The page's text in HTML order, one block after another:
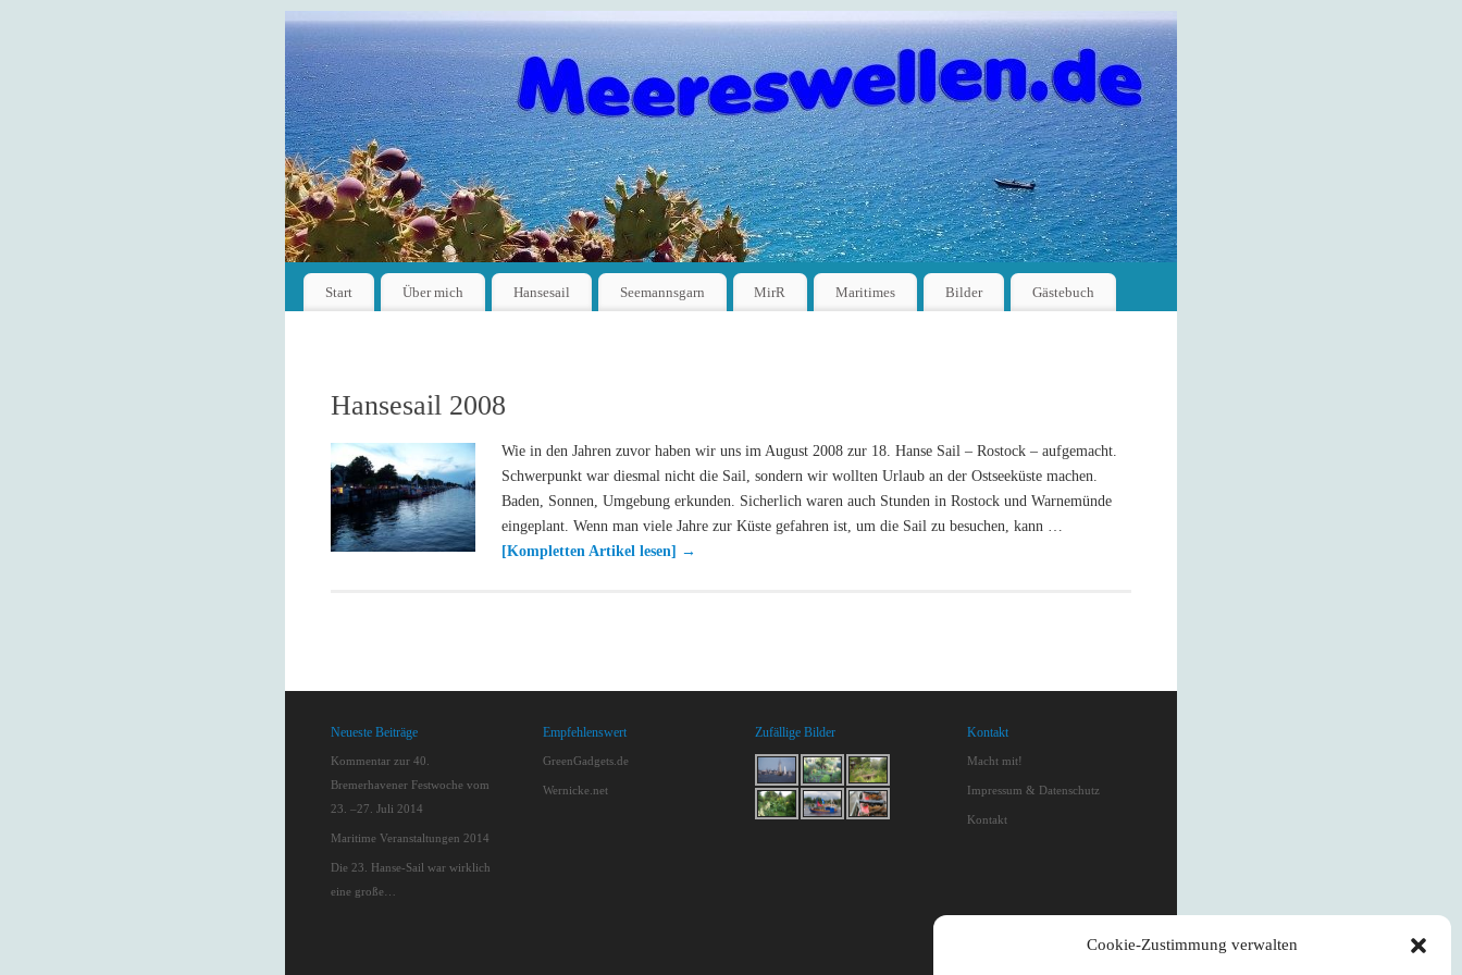
Cookie-Zustimmung verwalten
Start Über mich Hansesail Seemannsgarn MirR Maritimes Bilder Gästebuch
Hansesail 2008
Wie in den Jahren zuvor haben wir uns im August 2008 zur 18. Hanse Sail – Rostock – aufgemacht.
Schwerpunkt war diesmal nicht die Sail, sondern wir wollten Urlaub an der Ostseeküste machen.
Baden, Sonnen, Umgebung erkunden. Sicherlich waren auch Stunden in Rostock und Warnemünde
eingeplant. Wenn man viele Jahre zur Küste gefahren ist, um die Sail zu besuchen, kann …
[Kompletten Artikel lesen] →
Neueste Beiträge
Kommentar zur 40.
Bremerhavener Festwoche vom
23. –27. Juli 2014
Maritime Veranstaltungen 2014
Die 23. Hanse-Sail war wirklich
eine große…
Empfehlenswert
GreenGadgets.de
Wernicke.net
Zufällige Bilder Kontakt
Macht mit!
Impressum & Datenschutz
Kontakt